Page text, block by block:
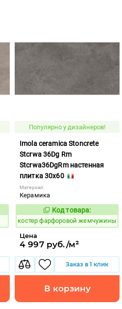
Популярно у дизайнеров!
Imola ceramica Stoncrete
Stcrwa 36Dg Rm
Stcrwa36DgRm настенная
плитка 30x60
Материал:
Керамика
810776
Код товара:
костер фарфоровой жемчужины
Цена
4 997 руб./м²
Заказ в 1 клик
В корзину